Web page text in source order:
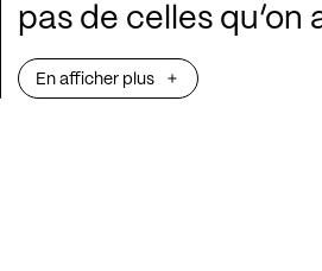
pas de celles
Robert Schumann,
les plus torturés qui
En afficher plus